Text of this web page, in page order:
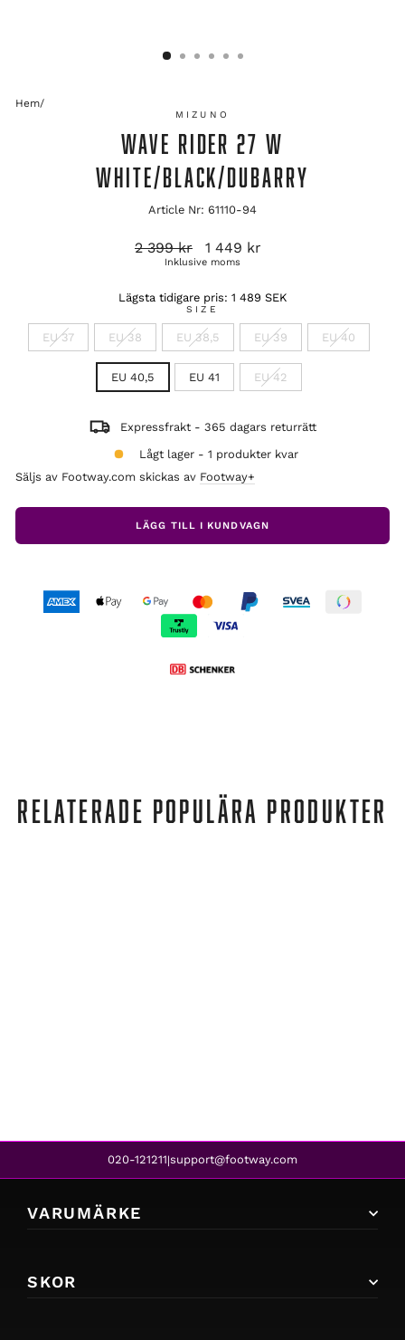
Hem/
MIZUNO
WAVE RIDER 27 W
WHITE/BLACK/DUBARRY
Article Nr: 61110-94
Ordinarie
2 399 kr Reapris
1 449 kr
Inklusive moms
Lägsta tidigare pris: 1 489 SEK
SIZE
EU 37 EU 38 EU 38,5 EU 39 EU 40
EU 40,5 EU 41 EU 42
Expressfrakt - 365 dagars returrätt
Lågt lager - 1 produkter kvar
Säljs av Footway.com skickas av Footway+
LÄGG TILL I KUNDVAGN
RELATERADE POPULÄRA PRODUKTER
020-121211|support@footway.com
VARUMÄRKE
SKOR